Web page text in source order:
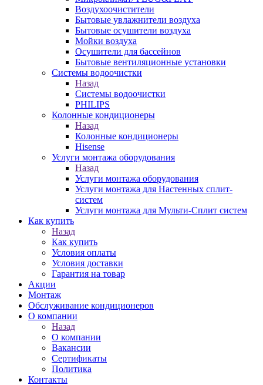
Воздухоочистители
Бытовые увлажнители воздуха
Бытовые осушители воздуха
Мойки воздуха
Осушители для бассейнов
Бытовые вентиляционные установки
Системы водоочистки
Назад
Системы водоочистки
PHILIPS
Колонные кондиционеры
Назад
Колонные кондиционеры
Hisense
Услуги монтажа оборудования
Назад
Услуги монтажа оборудования
Услуги монтажа для Настенных сплит-
систем
Услуги монтажа для Мульти-Сплит систем
Как купить
Назад
Как купить
Условия оплаты
Условия доставки
Гарантия на товар
Акции
Монтаж
Обслуживание кондиционеров
О компании
Назад
О компании
Вакансии
Сертификаты
Политика
Контакты